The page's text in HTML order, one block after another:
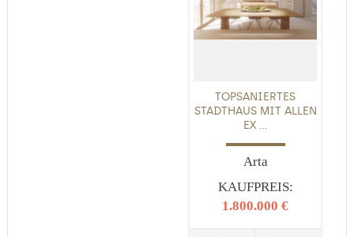
TOPSANIERTES
STADTHAUS MIT ALLEN
EX ...
Arta
KAUFPREIS:
1.800.000 €